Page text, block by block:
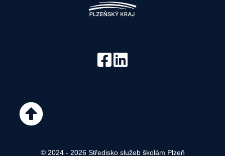
© 2024 - 2026 Středisko služeb školám Plzeň